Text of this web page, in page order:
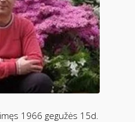
1966 gegužės 15d.